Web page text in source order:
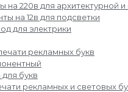
на 220в для архитектурной
на 12в для подсветки
для электрики
рекламных букв
букв
рекламных и световых